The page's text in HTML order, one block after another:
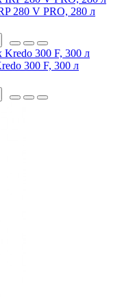
280 V PRO, 280 л
300 F, 300 л